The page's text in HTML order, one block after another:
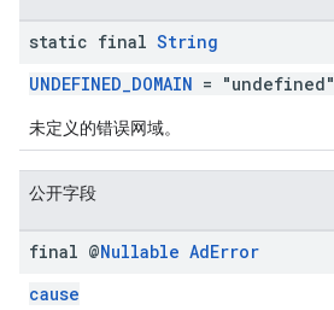
static final String
UNDEFINED_DOMAIN = "undefined"
未定义的错误网域。
公开字段
final @Nullable AdError
cause